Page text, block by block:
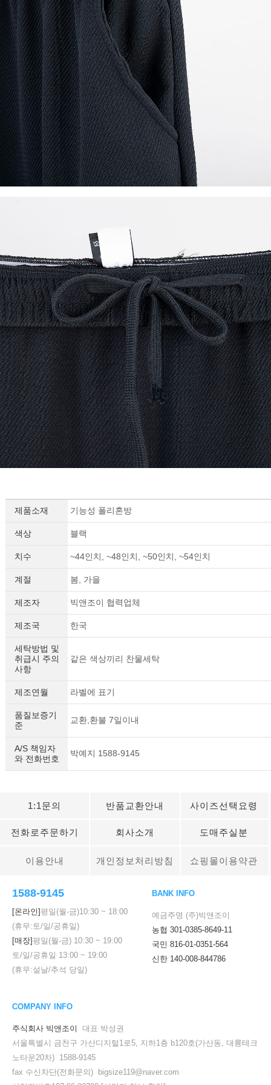
제품소재 기능성 폴리혼방
색상 블랙
치수 ~44인치, ~48인치, ~50인치, ~54인치
계절 봄, 가을
제조자 빅앤조이 협력업체
제조국 한국
세탁방법 및
취급시 주의
사항
같은 색상끼리 찬물세탁
제조연월 라벨에 표기
품질보증기
준
교환,환불 7일이내
A/S 책임자
와 전화번호
박예지 1588-9145
1:1문의 반품교환안내 사이즈선택요령
전화로주문하기 회사소개 도매주실분
이용안내 개인정보처리방침 쇼핑몰이용약관
1588-9145
[온라인]평일(월-금)10:30 ~ 18:00
(휴무:토/일/공휴일)
[매장]평일(월-금) 10:30 ~ 19:00
토/일/공휴일 13:00 ~ 19:00
(휴무:설날/추석 당일)
BANK INFO
예금주명 (주)빅앤조이
농협 301-0385-8649-11
국민 816-01-0351-564
신한 140-008-844786
COMPANY INFO
주식회사 빅앤조이
대표 박성권
서울특별시 금천구 가산디지털1로5, 지하1층 b120호(가산동, 대륭테크
노타운20차) 1588-9145
fax 수신차단(전화문의) bigsize119@naver.com